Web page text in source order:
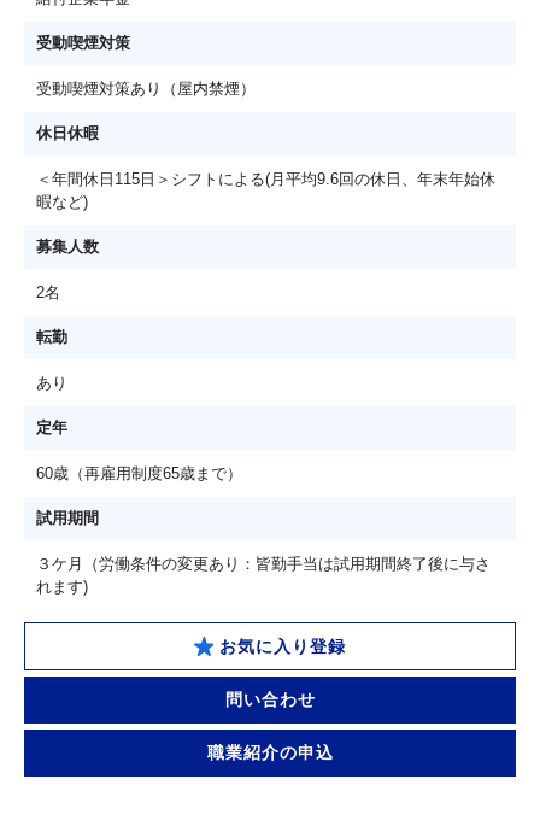
受動喫煙対策
受動喫煙対策あり（屋内禁煙）
休日休暇
＜年間休日115日＞シフトによる(月平均9.6回の休日、年末年始休
暇など)
募集人数
2名
転勤
あり
定年
60歳（再雇用制度65歳まで）
試用期間
３ケ月（労働条件の変更あり：皆勤手当は試用期間終了後に与さ
れます)
お気に入り登録
問い合わせ
職業紹介の申込